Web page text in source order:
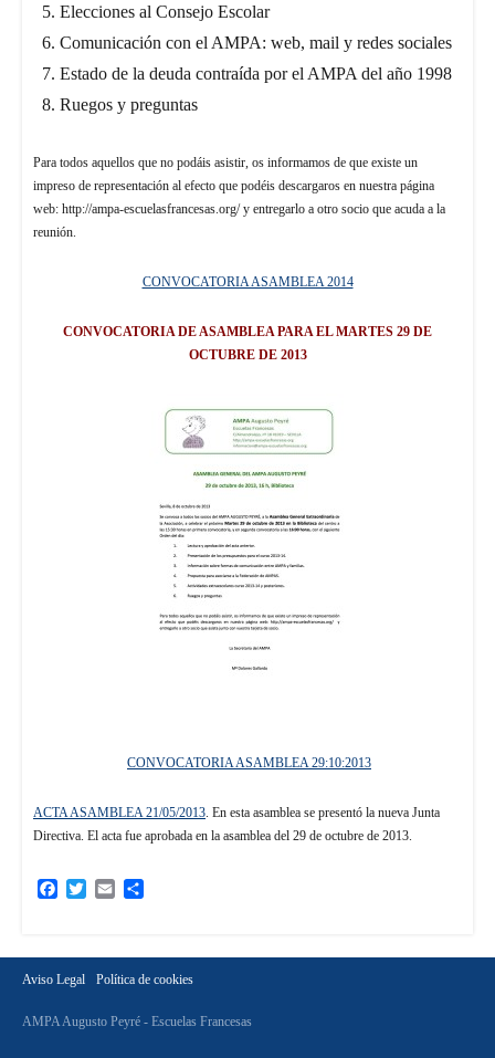
Elecciones al Consejo Escolar
Comunicación con el AMPA: web, mail y redes sociales
Estado de la deuda contraída por el AMPA del año 1998
Ruegos y preguntas
Para todos aquellos que no podáis asistir, os informamos de que existe un
impreso de representación al efecto que podéis descargaros en nuestra página
web: http://ampa-escuelasfrancesas.org/ y entregarlo a otro socio que acuda a la
reunión.
CONVOCATORIA ASAMBLEA 2014
CONVOCATORIA DE ASAMBLEA PARA EL MARTES 29 DE
OCTUBRE DE 2013
CONVOCATORIA ASAMBLEA 29:10:2013
ACTA ASAMBLEA 21/05/2013. En esta asamblea se presentó la nueva Junta
Directiva. El acta fue aprobada en la asamblea del 29 de octubre de 2013.
FacebookTwitterEmail
Aviso Legal Política de cookies
AMPA Augusto Peyré - Escuelas Francesas